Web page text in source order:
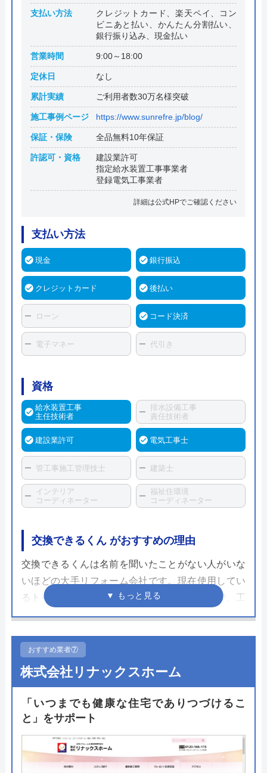
支払い方法
クレジットカード、楽天ペイ、コン
ビニあと払い、かんたん分割払い、
銀行振り込み、現金払い
営業時間 9:00～18:00
定休日 なし
累計実績 ご利用者数30万名様突破
施工事例ページ https://www.sunrefre.jp/blog/
保証・保険 全品無料10年保証
許認可・資格
建設業許可
指定給水装置工事事業者
登録電気工事業者
詳細は公式HPでご確認ください
支払い方法
現金 銀行振込
クレジットカード 後払い
ローン コード決済
電子マネー 代引き
資格
給水装置工事
主任技術者
排水設備工事
責任技術者
建設業許可 電気工事士
管工事施工管理技士 建築士
インテリア
コーディネーター
福祉住環境
コーディネーター
交換できるくん がおすすめの理由
交換できるくんは名前を聞いたことがない人がいな
いほどの大手リフォーム会社です。現在使用してい
るトイレの写真を送るだけで見積もりが可能で、工
事費などを全て含めた「まるごとサービスパック」
す。
交換できるくんは商品購入ができるネットショップ
の側面が強いですが、工事も可能です。施工は正社
員もしくは契約パートナーのみが施工することで、
待できます。自社の施工に自信があるからこそアフ
ターサービスにも力を入れています。
おすすめ業者⑦
株式会社リナックスホーム
「いつまでも健康な住宅でありつづけるこ
と」をサポート